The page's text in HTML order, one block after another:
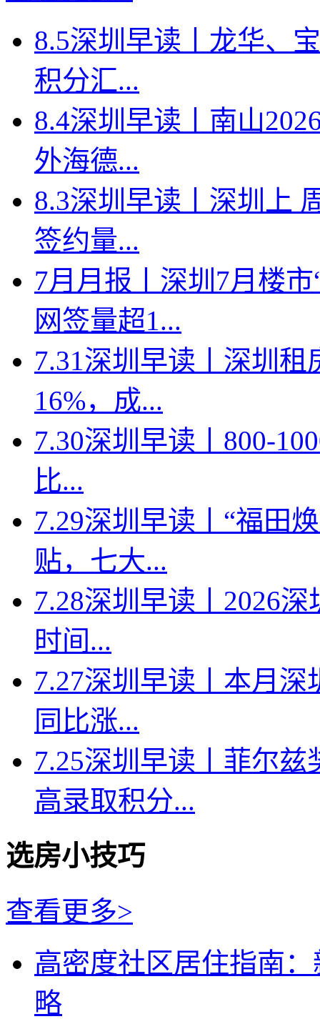
8.5深圳早读丨龙华、
积分汇...
8.4深圳早读丨南山
外海德...
8.3深圳早读丨深圳上
签约量...
7月月报丨深圳7月楼
网签量超1...
7.31深圳早读丨深圳
16%，成...
7.30深圳早读丨800-
比...
7.29深圳早读丨“福田
贴，七大...
7.28深圳早读丨2026
时间...
7.27深圳早读丨本月
同比涨...
7.25深圳早读丨菲尔
高录取积分...
选房小技巧
查看更多>
高密度社区居住指南
略